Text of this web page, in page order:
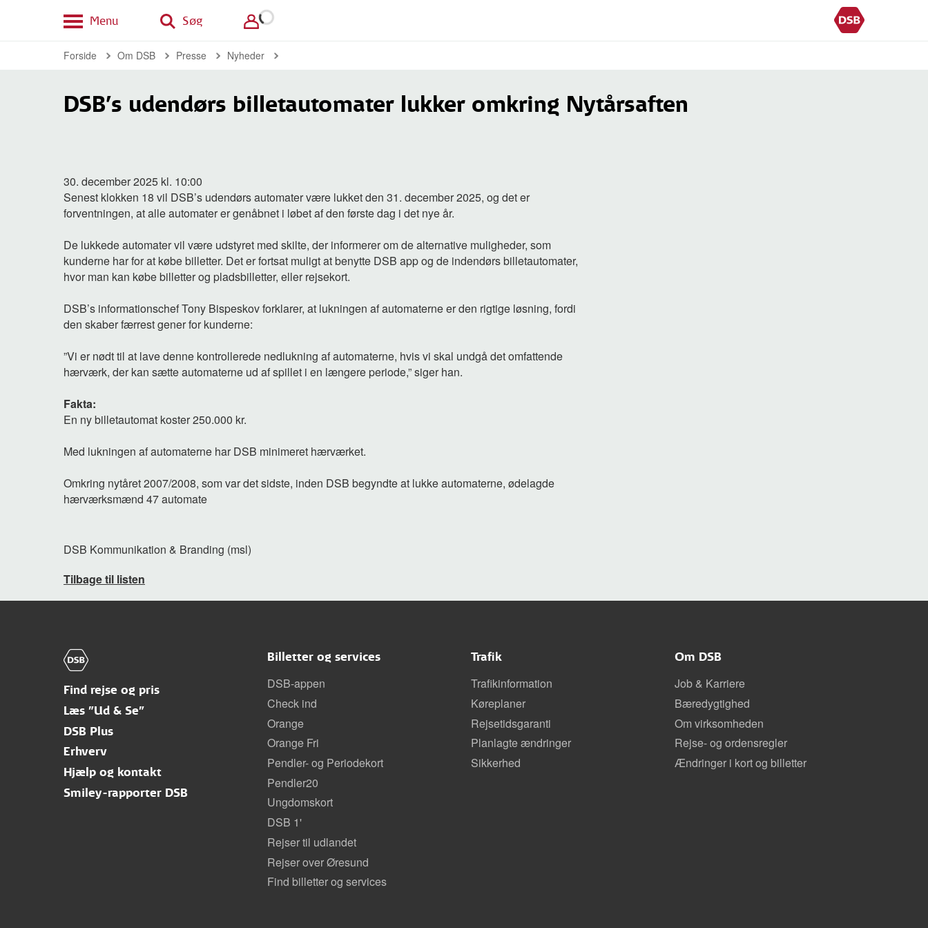
Menu Søg
Forside Om DSB Presse Nyheder
DSB’s udendørs billetautomater lukker omkring Nytårsaften
30. december 2025 kl. 10:00
Senest klokken 18 vil DSB’s udendørs automater være lukket den 31. december 2025, og det er
forventningen, at alle automater er genåbnet i løbet af den første dag i det nye år.
De lukkede automater vil være udstyret med skilte, der informerer om de alternative muligheder, som
kunderne har for at købe billetter. Det er fortsat muligt at benytte DSB app og de indendørs billetautomater,
hvor man kan købe billetter og pladsbilletter, eller rejsekort.
DSB’s informationschef Tony Bispeskov forklarer, at lukningen af automaterne er den rigtige løsning, fordi
den skaber færrest gener for kunderne:
”Vi er nødt til at lave denne kontrollerede nedlukning af automaterne, hvis vi skal undgå det omfattende
hærværk, der kan sætte automaterne ud af spillet i en længere periode,” siger han.
Fakta:
En ny billetautomat koster 250.000 kr.
Med lukningen af automaterne har DSB minimeret hærværket.
Omkring nytåret 2007/2008, som var det sidste, inden DSB begyndte at lukke automaterne, ødelagde
hærværksmænd 47 automate
DSB Kommunikation & Branding (msl)
Tilbage til listen
Find rejse og pris
Læs "Ud & Se"
DSB Plus
Erhverv
Hjælp og kontakt
Smiley-rapporter DSB
Billetter og services
DSB-appen
Check ind
Orange
Orange Fri
Pendler- og Periodekort
Pendler20
Ungdomskort
DSB 1'
Rejser til udlandet
Rejser over Øresund
Find billetter og services
Trafik
Trafikinformation
Køreplaner
Rejsetidsgaranti
Planlagte ændringer
Sikkerhed
Om DSB
Job & Karriere
Bæredygtighed
Om virksomheden
Rejse- og ordensregler
Ændringer i kort og billetter